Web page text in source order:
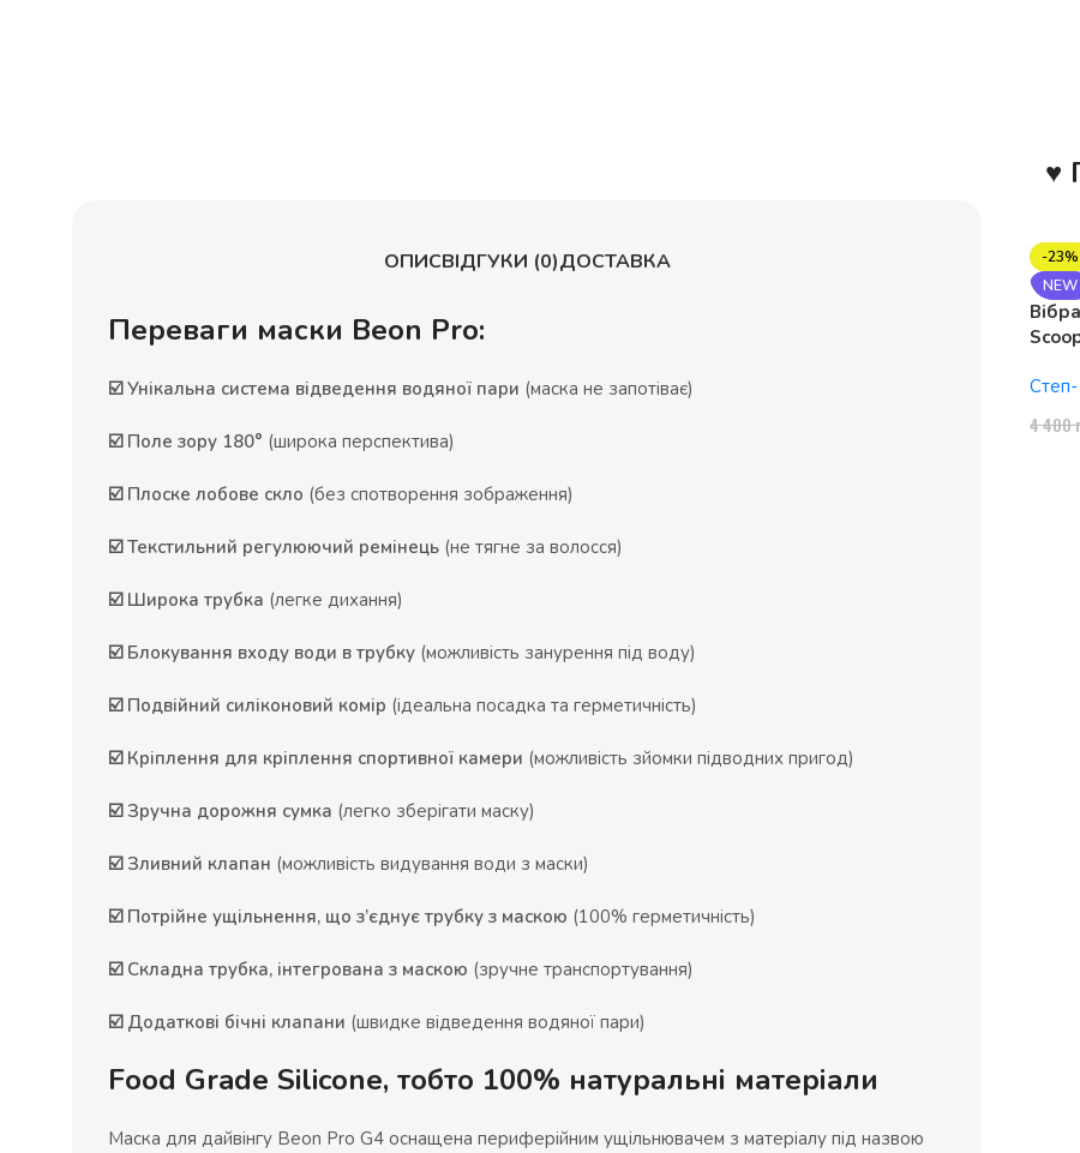
ОПИСВІДГУКИ (0)ДОСТАВКА
Переваги маски Beon Pro:
☑️ Унікальна система відведення водяної пари (маска не запотіває)
☑️ Поле зору 180° (широка перспектива)
☑️ Плоске лобове скло (без спотворення зображення)
☑️ Текстильний регулюючий ремінець (не тягне за волосся)
☑️ Широка трубка (легке дихання)
☑️ Блокування входу води в трубку (можливість занурення під воду)
☑️ Подвійний силіконовий комір (ідеальна посадка та герметичність)
☑️ Кріплення для кріплення спортивної камери (можливість зйомки підводних пригод)
☑️ Зручна дорожня сумка (легко зберігати маску)
☑️ Зливний клапан (можливість видування води з маски)
☑️ Потрійне ущільнення, що з’єднує трубку з маскою (100% герметичність)
☑️ Складна трубка, інтегрована з маскою (зручне транспортування)
☑️ Додаткові бічні клапани (швидке відведення водяної пари)
Food Grade Silicone, тобто 100% натуральні матеріали
Маска для дайвінгу Beon Pro G4 оснащена периферійним ущільнювачем з матеріалу під назвою
♥
-23%
NEW
4 400